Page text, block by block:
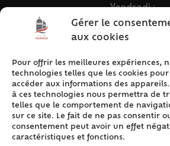
Gérer le
aux cookies
Pour offrir les meilleures expériences,
technologies telles que les cookies
accéder aux informations des
à ces technologies nous permettra de
telles que le comportement de
sur ce site. Le fait de ne pas consentir
consentement peut avoir un effet
caractéristiques et fonctions.
Vendredi :
9h – 12h & 13h30 –
ACCÈS
Accueil
Contact
Plan du site
Mentions légales